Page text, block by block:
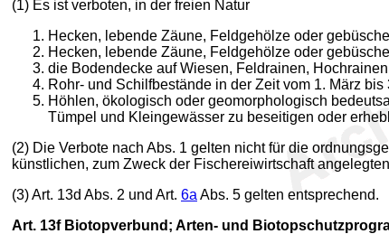
(1) Es ist verboten, in der freien Natur
Hecken, lebende Zäune, Feldgehölze oder
Hecken, lebende Zäune, Feldgehölze oder
die Bodendecke auf Wiesen, Feldrainen,
Rohr- und Schilfbestände in der Zeit vom 1. März
Höhlen, ökologisch oder geomorphologisch
Tümpel und Kleingewässer zu beseitigen oder
(2) Die Verbote nach Abs. 1 gelten nicht für die
künstlichen, zum Zweck der Fischereiwirtschaft
(3) Art. 13d Abs. 2 und Art. 6a Abs. 5 gelten entsprechend.
Art. 13fBiotopverbund; Arten- und